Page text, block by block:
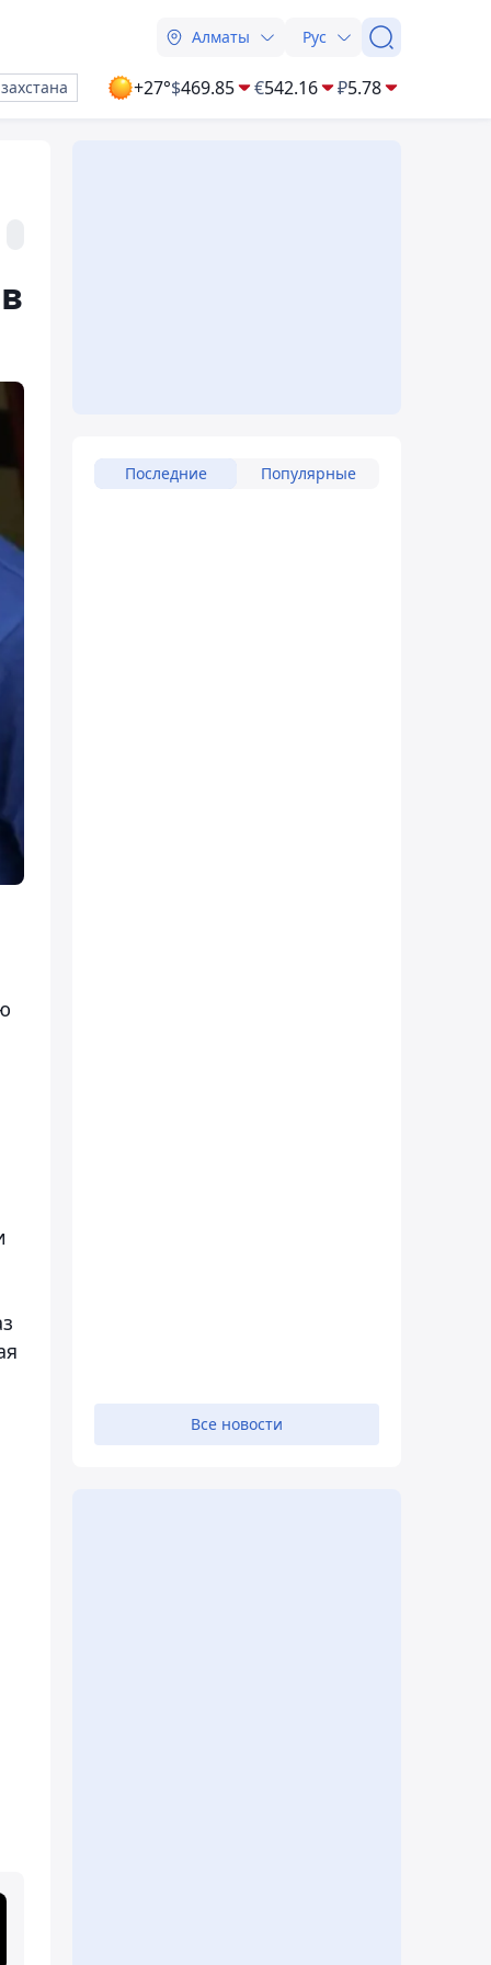
Алматы Рус
+27°$469.85 €542.16 ₽5.78
Последние Популярные
Все новости